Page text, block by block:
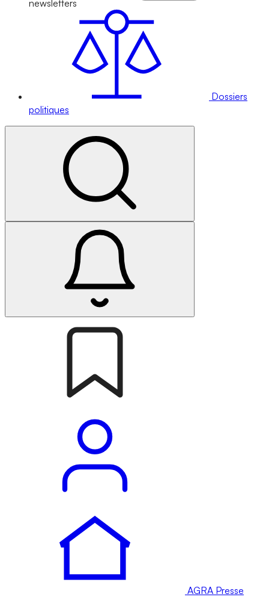
newsletters
Dossiers
politiques
AGRA Presse